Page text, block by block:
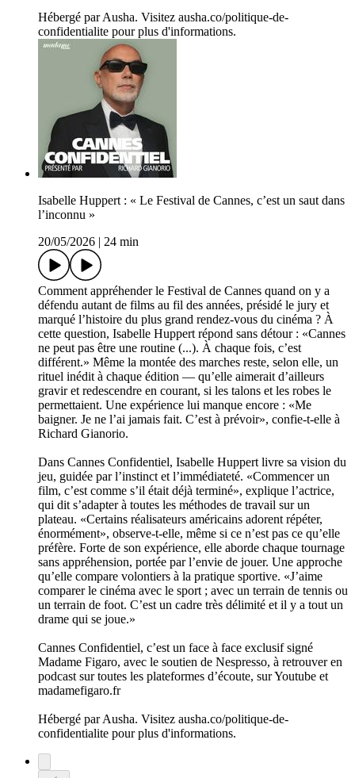
Hébergé par Ausha. Visitez ausha.co/politique-de-
confidentialite pour plus d'informations.
Isabelle Huppert : « Le Festival de Cannes, c’est un saut dans
l’inconnu »
20/05/2026
24 min
Comment appréhender le Festival de Cannes quand on y a
défendu autant de films au fil des années, présidé le jury et
marqué l’histoire du plus grand rendez-vous du cinéma ? À
cette question, Isabelle Huppert répond sans détour : «Cannes
ne peut pas être une routine (...). À chaque fois, c’est
différent.» Même la montée des marches reste, selon elle, un
rituel inédit à chaque édition — qu’elle aimerait d’ailleurs
gravir et redescendre en courant, si les talons et les robes le
permettaient. Une expérience lui manque encore : «Me
baigner. Je ne l’ai jamais fait. C’est à prévoir», confie-t-elle à
Richard Gianorio.
Dans Cannes Confidentiel, Isabelle Huppert livre sa vision du
jeu, guidée par l’instinct et l’immédiateté. «Commencer un
film, c’est comme s’il était déjà terminé», explique l’actrice,
qui dit s’adapter à toutes les méthodes de travail sur un
plateau. «Certains réalisateurs américains adorent répéter,
énormément», observe-t-elle, même si ce n’est pas ce qu’elle
préfère. Forte de son expérience, elle aborde chaque tournage
sans appréhension, portée par l’envie de jouer. Une approche
qu’elle compare volontiers à la pratique sportive. «J’aime
comparer le cinéma avec le sport ; avec un terrain de tennis ou
un terrain de foot. C’est un cadre très délimité et il y a tout un
drame qui se joue.»
Cannes Confidentiel, c’est un face à face exclusif signé
Madame Figaro, avec le soutien de Nespresso, à retrouver en
podcast sur toutes les plateformes d’écoute, sur Youtube et
madamefigaro.fr
Hébergé par Ausha. Visitez ausha.co/politique-de-
confidentialite pour plus d'informations.